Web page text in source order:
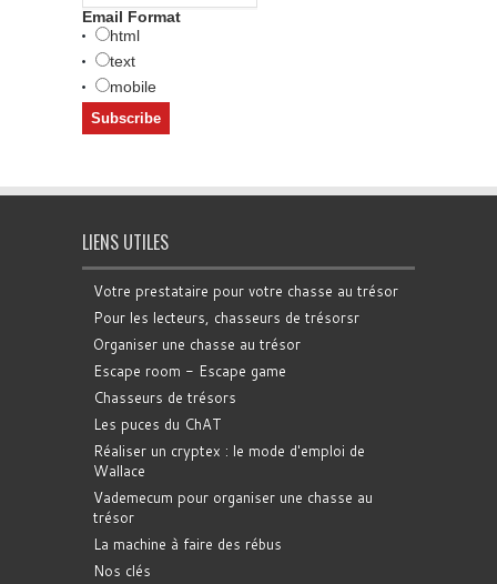
Email Format
html
text
mobile
LIENS UTILES
Votre prestataire pour votre chasse au trésor
Pour les lecteurs, chasseurs de trésorsr
Organiser une chasse au trésor
Escape room - Escape game
Chasseurs de trésors
Les puces du ChAT
Réaliser un cryptex : le mode d'emploi de
Wallace
Vademecum pour organiser une chasse au
trésor
La machine à faire des rébus
Nos clés